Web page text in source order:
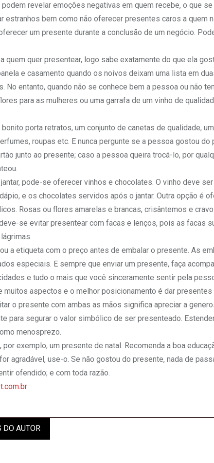
revelar emoções negativas em quem recebe, o que se
estranhos bem como não oferecer presentes caros a quem
um presente durante a conclusão de um negócio.
quem quer presentear, logo sabe exatamente do que ela
e casamento quando os noivos deixam uma lista em
entanto, quando não se conhece bem a pessoa ou não
para as mulheres ou uma garrafa de um vinho de
porta retratos, um conjunto de canetas de qualidade,
roupas etc. E nunca pergunte se a pessoa gostou do
junto ao presente; caso a pessoa queira trocá-lo, por
pode-se oferecer vinhos e chocolates. O vinho deve
e os chocolates servidos após o jantar. Outra opção é
Rosas ou flores amarelas e brancas, crisântemos e
se evitar presentear com facas e lenços, pois as facas
a etiqueta com o preço antes de embalar o presente. As
especiais. E sempre que enviar um presente, faça
e tudo o mais que você sinceramente sentir pela
aspectos e o melhor posicionamento é dar
o presente com ambas as mãos significa apreciar a
para segurar o valor simbólico de ser presenteado.
menosprezo.
exemplo, um presente de natal. Recomenda a boa
agradável, use-o. Se não gostou do presente, nada de
ofendido; e com toda razão.
DO AUTOR